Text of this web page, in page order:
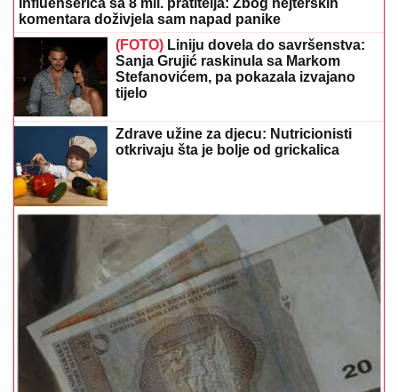
Influenserica sa 8 mil. pratitelja: Zbog hejterskih
komentara doživjela sam napad panike
(FOTO) Liniju dovela do savršenstva:
Sanja Grujić raskinula sa Markom
Stefanovićem, pa pokazala izvajano
tijelo
Zdrave užine za djecu: Nutricionisti
otkrivaju šta je bolje od grickalica